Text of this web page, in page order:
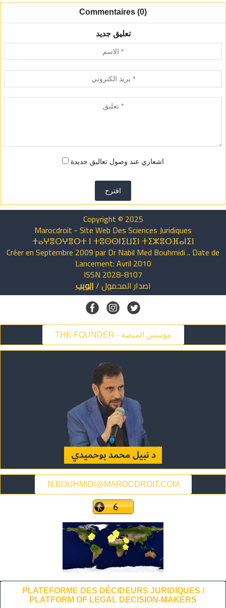
Commentaires (0)
تعليق جديد
اشعاري عند وصول تعاليق جديدة
اقترح
Copyright © 2025
Marocdroit - Site Web Des Sciences Juridiques
ⵜⴰⵖⴻⵔⵖⴻⵔⵜ ⵏ ⵜⵓⵙⵙⵏⵉⵡⵉⵏ ⵜⵉⵣⴻⵔⴼⴰⵏⵉⵏ
Créer en Septembre 2009 par Dr Nabil Med Bouhmidi .. Date de
Lancement: Avril 2010
ISSN 2028-8107
اصدار المحمول/الويب
THE FOUNDER - مؤسس المنصة
N.BOUHMIDI@MAROCDROIT.COM
PLATEFORME DES DÉCIDEURS JURIDIQUES /
PLATFORM OF LEGAL DECISION-MAKERS